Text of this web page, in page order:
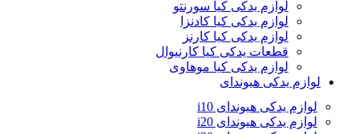
لوازم یدکی کیا سورنتو
لوازم یدکی کیا کادنزا
لوازم یدکی کیا کارنز
قطعات یدکی کیا کارنیوال
لوازم یدکی کیا موهاوی
لوازم یدکی هیوندای
لوازم یدکی هیوندای i10
لوازم یدکی هیوندای i20